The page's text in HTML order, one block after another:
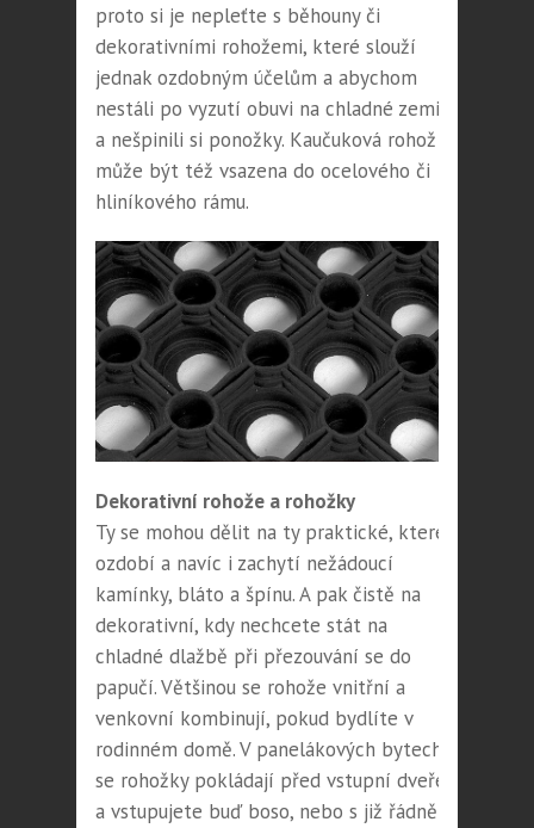
proto si je nepleťte s běhouny či
dekorativními rohožemi, které slouží
jednak ozdobným účelům a abychom
nestáli po vyzutí obuvi na chladné zemi
a nešpinili si ponožky. Kaučuková rohož
může být též vsazena do ocelového či
hliníkového rámu.
Dekorativní rohože a rohožky
Ty se mohou dělit na ty praktické, které
ozdobí a navíc i zachytí nežádoucí
kamínky, bláto a špínu. A pak čistě na
dekorativní, kdy nechcete stát na
chladné dlažbě při přezouvání se do
papučí. Většinou se rohože vnitřní a
venkovní kombinují, pokud bydlíte v
rodinném domě. V panelákových bytech
se rohožky pokládají před vstupní dveře
a vstupujete buď boso, nebo s již řádně